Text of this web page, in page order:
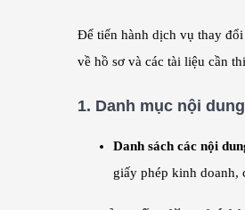
Để tiến hành dịch vụ thay
về hồ sơ và các tài liệu cần
1. Danh mục nội
Danh sách các nội
giấy phép kinh doanh,